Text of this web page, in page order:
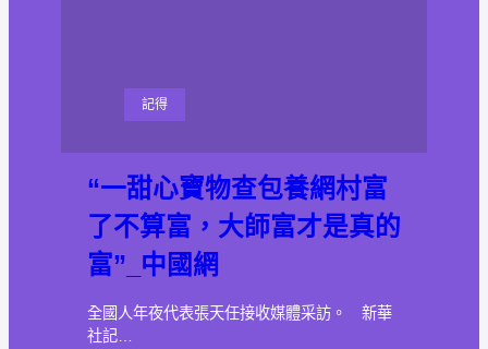
記得
“一甜心寶物查包養網村富
了不算富，大師富才是真的
富”_中國網
全國人年夜代表張天任接收媒體采訪。 新華
社記…